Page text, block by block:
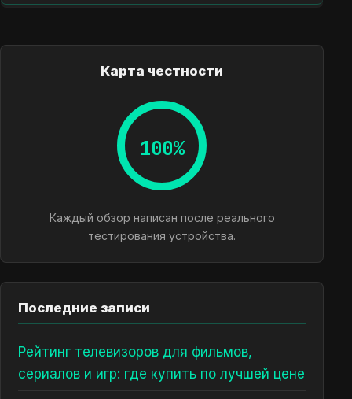
Карта честности
100%
Каждый обзор написан после реального
тестирования устройства.
Последние записи
Рейтинг телевизоров для фильмов,
сериалов и игр: где купить по лучшей цене